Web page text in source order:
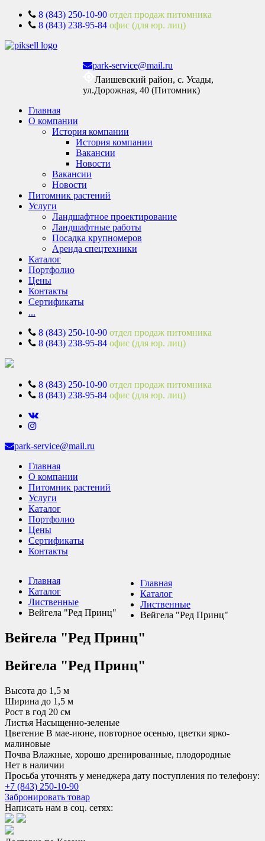
8 (843) 250-10-90 отдел продаж питомника
8 (843) 238-95-84 офис (для юр. лиц)
park-service@mail.ru
Лаишевский район, с. Усады,
ул.Дорожная, 40 (Питомник)
Главная
О компании
История компании
История компании
Вакансии
Новости
Вакансии
Новости
Питомник растений
Услуги
Ландшафтное проектирование
Ландшафтные работы
Посадка крупномеров
Аренда спецтехники
Каталог
Портфолио
Цены
Контакты
Сертификаты
...
8 (843) 250-10-90 отдел продаж питомника
8 (843) 238-95-84 офис (для юр. лиц)
8 (843) 250-10-90 отдел продаж питомника
8 (843) 238-95-84 офис (для юр. лиц)
park-service@mail.ru
Главная
О компании
Питомник растений
Услуги
Каталог
Портфолио
Цены
Сертификаты
Контакты
Главная
Каталог
Лиственные
Вейгела "Ред Принц"
Главная
Каталог
Лиственные
Вейгела "Ред Принц"
Вейгела "Ред Принц"
Вейгела "Ред Принц"
Высота до 1,5 м
Ширина до 1,5 м
Рост в год 20 см
Листья Насыщенно-зеленые
Цветение В мае-июне, повторное осенью, цветки ярко-
малиновые
Почва Влажные, хорошо дренированные, плодородные
Нет в наличии
Просьба уточнять у менеджера дату поступления по телефону:
+7 (843) 250-10-90
Забронировать товар
Написать нам в соц. сетях: